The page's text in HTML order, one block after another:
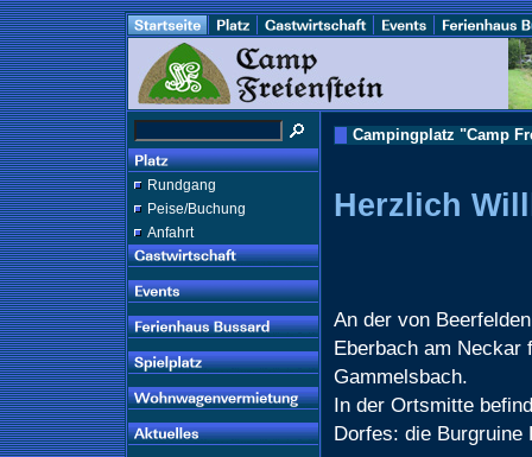
Rundgang
Peise/Buchung
Anfahrt
Campingplatz "Camp
Herzlich
An der von
Eberbach am Neckar
Gammelsbach.
In der Ortsmitte
Dorfes: die Burgruine